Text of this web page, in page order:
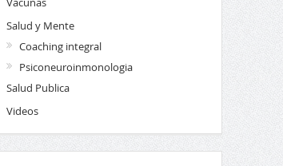
Salud y Mente
Coaching integral
Psiconeuroinmonologia
Salud Publica
Videos